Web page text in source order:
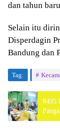
dan tahun
Selain itu
Disperdagin
Bandung dan
Tag:
8495